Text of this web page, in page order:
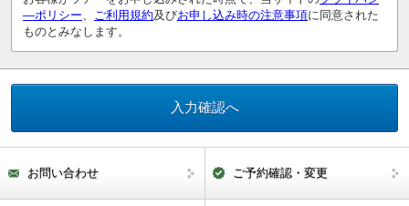
―ポリシー
ご利用規約及びお申し込み時の注意事項に同意された
ものとみなします。
お問い合わせ ご予約確認・変更